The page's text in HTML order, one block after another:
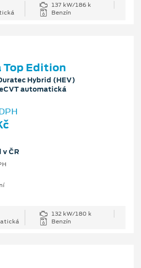
137 kW/186 k
Benzín
Top Edition
Hybrid (HEV)
automatická
ČR
132 kW/180 k
Benzín